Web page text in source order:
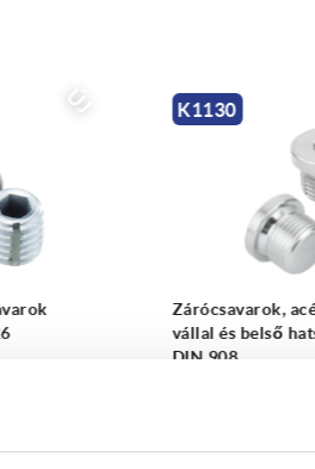
ÚJ K0791
Golyós
gomba alakú